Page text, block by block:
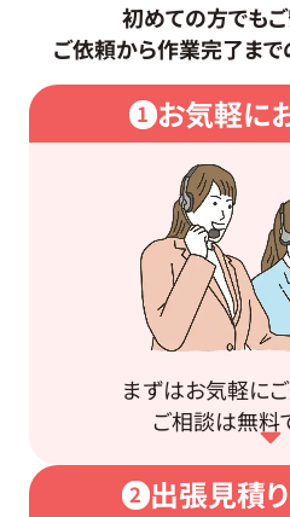
初めての方でもご
ご依頼から作業完了ま
1 お気軽に
まずはお気軽にご
ご相談は無料
2 出張見積